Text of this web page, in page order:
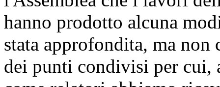
hanno prodotto alcuna
stata approfondita, ma non
dei punti condivisi per cui,